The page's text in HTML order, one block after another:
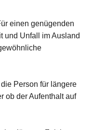
einen genügenden
und Unfall im Ausland
Person für längere
ob der Aufenthalt auf